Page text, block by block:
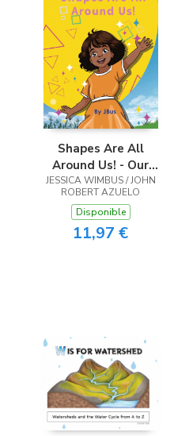
Shapes Are All
Around Us! - Our
Yarning
JESSICA WIMBUS / JOHN
ROBERT AZUELO
Disponible
11,97 €